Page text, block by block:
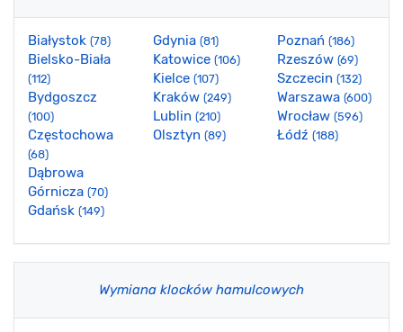
Białystok (78)
Bielsko-Biała
(112)
Bydgoszcz
(100)
Częstochowa
(68)
Dąbrowa
Górnicza (70)
Gdańsk (149)
Gdynia (81)
Katowice (106)
Kielce (107)
Kraków (249)
Lublin (210)
Olsztyn (89)
Poznań(186)
Rzeszów(69)
Szczecin(132)
Warszawa(600)
Wrocław(596)
Łódź(188)
Wymiana klocków hamulcowych